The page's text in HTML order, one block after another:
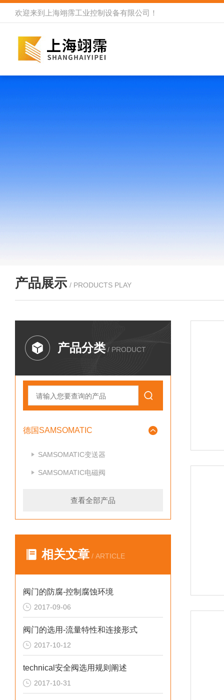
欢迎来到 上海翊霈工业控制设备有限公司 ！
产品展示 / PRODUCTS PLAY
产品分类 / PRODUCT
德国SAMSOMATIC
SAMSOMATIC变送器
SAMSOMATIC电磁阀
查看全部产品
相关文章 / ARTICLE
阀门的防腐-控制腐蚀环境
2017-09-06
阀门的选用-流量特性和连接形式
2017-10-12
technical安全阀选用规则阐述
2017-10-31